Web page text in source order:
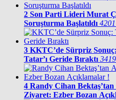
2 Son Parti Lideri Murat
Soruşturma Başlatıldı
3 KKTC’de Sürpriz
Tatar’ı Geride Bıraktı
4 Randy Cihan
Ziyaret: Ezber Bozan